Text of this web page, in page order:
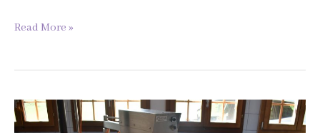
Read More »
Nutritivna
svojstva